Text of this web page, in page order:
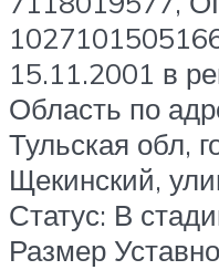
15.11.2001 в
Область по
Тульская обл,
Щекинский,
Статус: В
Размер